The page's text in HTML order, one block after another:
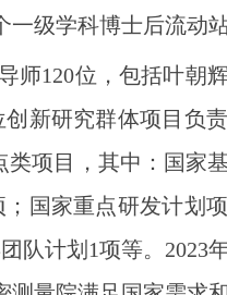
一级学科博士后流动
师120位，包括叶朝
新研究群体项目负
项目，其中：国家
国家重点研发计划
队计划1项等。2023